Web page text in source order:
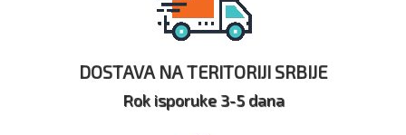
DOSTAVA NA TERITORIJI SRBIJE
Rok isporuke 3-5 dana